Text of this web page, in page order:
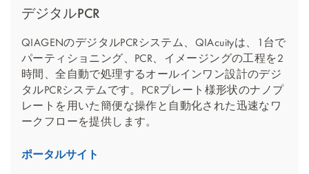
デジタルPCR
QIAGENのデジタルPCRシステム、QIAcuityは、1台で
パーティショニング、PCR、イメージングの工程を2
時間、全自動で処理するオールインワン設計のデジ
タルPCRシステムです。PCRプレート様形状のナノプ
レートを用いた簡便な操作と自動化された迅速なワ
ークフローを提供します。
ポータルサイト